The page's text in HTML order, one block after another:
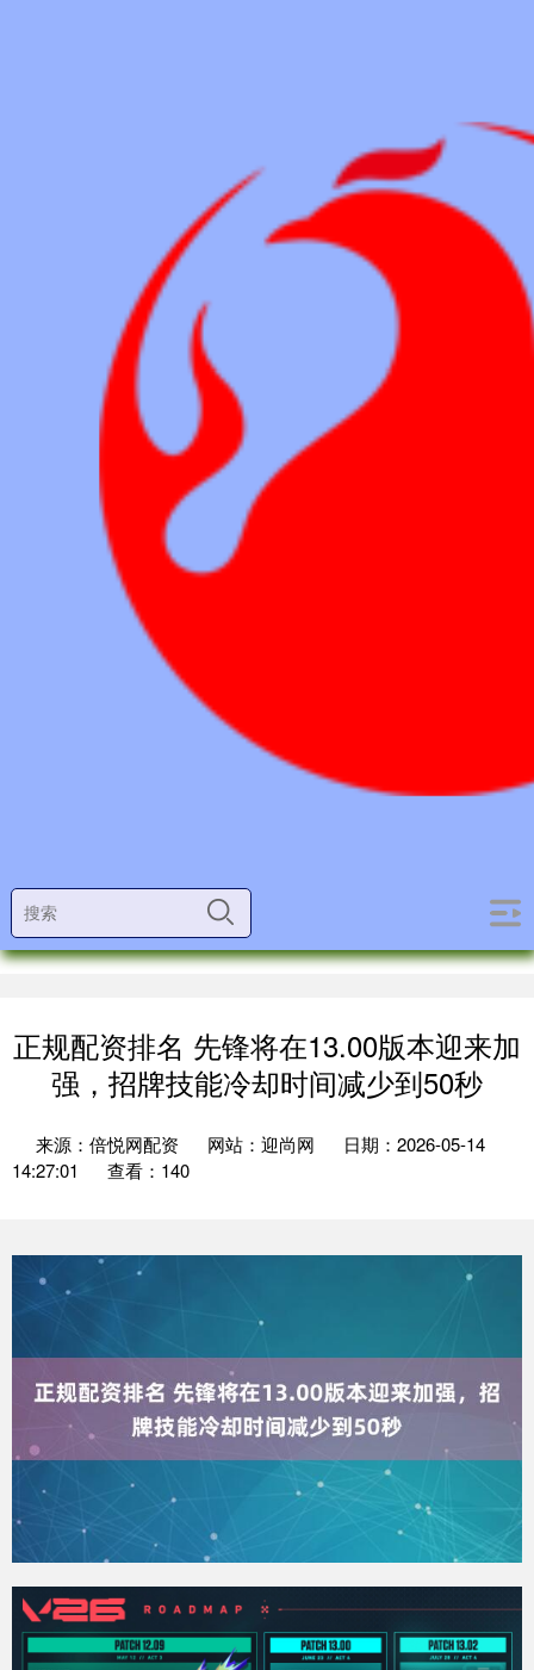
正规配资排名 先锋将在13.00版本迎来加
强，招牌技能冷却时间减少到50秒
来源：倍悦网配资 网站：迎尚网
日期：2026-05-14
14:27:01
查看：140